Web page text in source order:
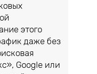
этого
даже без
Google или